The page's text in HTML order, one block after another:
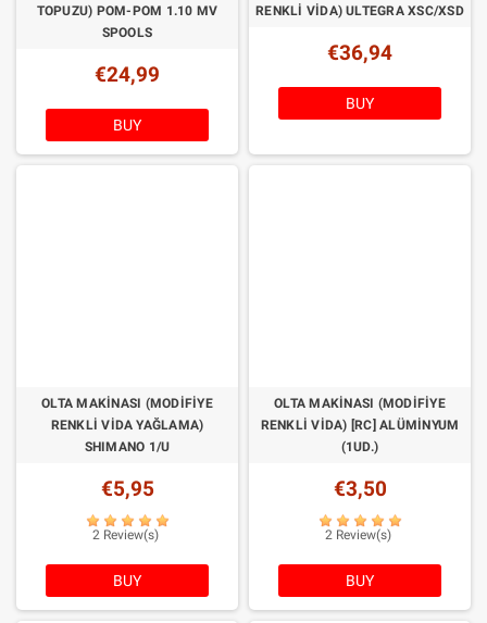
TOPUZU) POM-POM 1.10 MV
SPOOLS
€24,99
BUY
RENKLI VIDA) ULTEGRA XSC/XSD
€36,94
BUY
OLTA MAKINASI (MODIFIYE
RENKLI VIDA YAĞLAMA)
SHIMANO 1/U
€5,95
2 Review(s)
BUY
OLTA MAKINASI (MODIFIYE
RENKLI VIDA) [RC] ALÜMİNYUM
(1UD.)
€3,50
2 Review(s)
BUY